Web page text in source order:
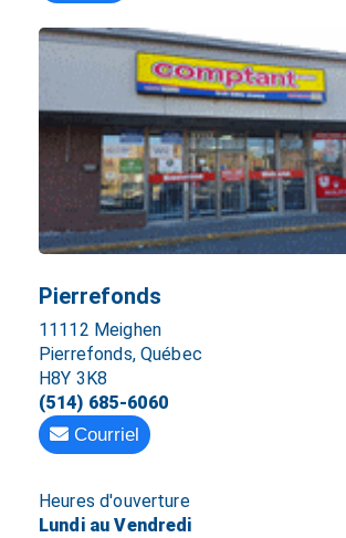
Pierrefonds
11112 Meighen
Pierrefonds, Québec
H8Y 3K8
(514) 685-6060
Courriel
Heures d'ouverture
Lundi au Vendredi